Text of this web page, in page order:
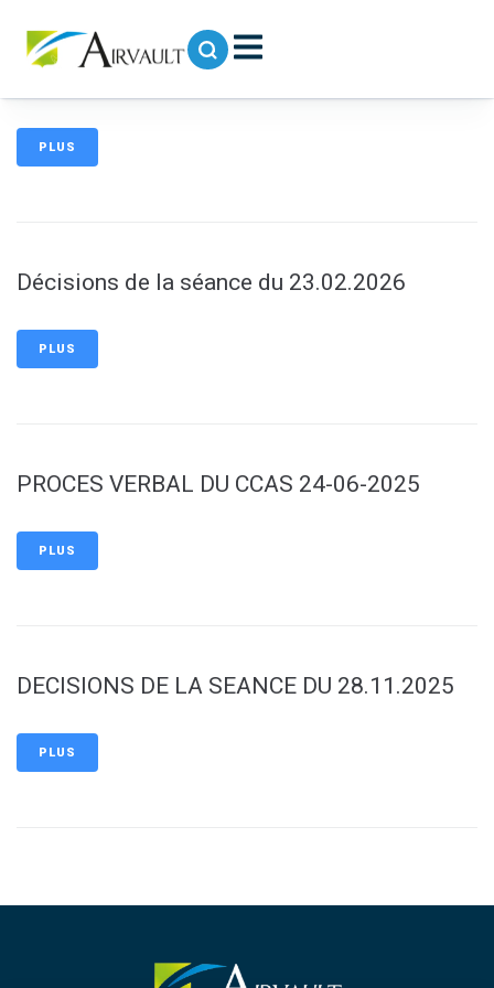
Délibérations CCAS 2026-011 à 2026-021 _
PLUS
Décisions de la séance du 23.02.2026
PLUS
PROCES VERBAL DU CCAS 24-06-2025
PLUS
DECISIONS DE LA SEANCE DU 28.11.2025
PLUS